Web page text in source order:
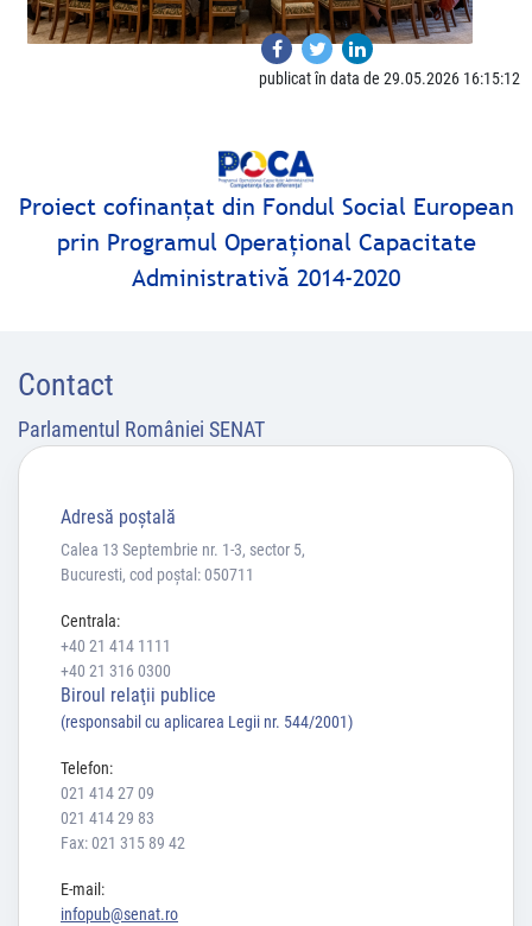
publicat în data de 29.05.2026 16:15:12
Proiect cofinanţat din Fondul Social European
prin Programul Operaţional Capacitate
Administrativă 2014-2020
Contact
Parlamentul României SENAT
Adresă poştală
Calea 13 Septembrie nr. 1-3, sector 5,
Bucuresti, cod poștal: 050711
Centrala:
+40 21 414 1111
+40 21 316 0300
Biroul relaţii publice
(responsabil cu aplicarea Legii nr. 544/2001)
Telefon:
021 414 27 09
021 414 29 83
Fax: 021 315 89 42
E-mail:
infopub@senat.ro